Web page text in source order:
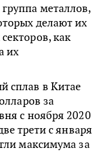
металлов,
делают их
как
их
сплав в Китае
за
с ноября 2020
трети с января
максимума за